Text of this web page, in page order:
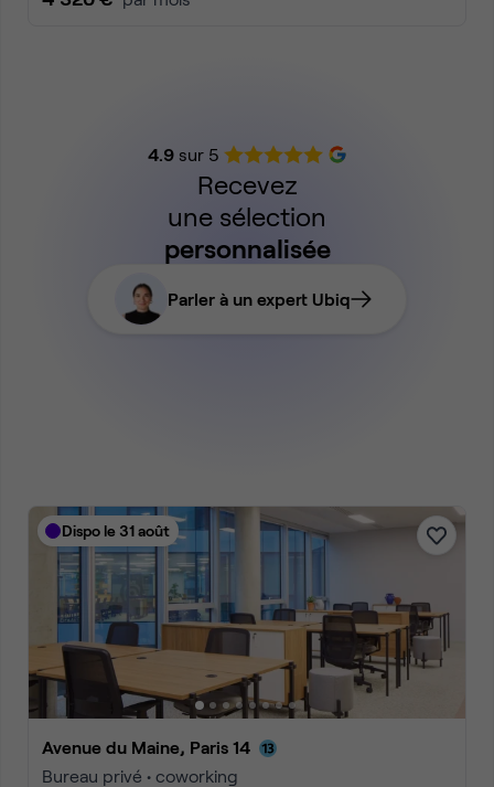
4.9sur 5
Recevez
une sélection
personnalisée
Parler à un expert Ubiq
Dispo le 31 août
Avenue du Maine, Paris 14
Bureau privé • coworking